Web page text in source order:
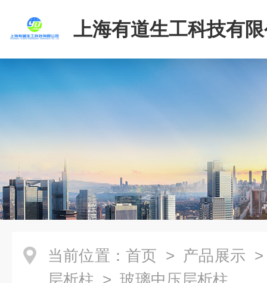
上海有道生工科技有
当前位置： 首页 > 产品展示
层析柱 > 玻璃中压层析柱